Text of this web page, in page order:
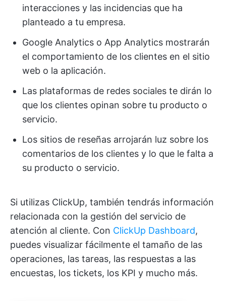
interacciones y las incidencias que ha
planteado a tu empresa.
Google Analytics o App Analytics mostrarán
el comportamiento de los clientes en el sitio
web o la aplicación.
Las plataformas de redes sociales te dirán lo
que los clientes opinan sobre tu producto o
servicio.
Los sitios de reseñas arrojarán luz sobre los
comentarios de los clientes y lo que le falta a
su producto o servicio.
Si utilizas ClickUp, también tendrás información
relacionada con la gestión del servicio de
atención al cliente. Con ClickUp Dashboard,
puedes visualizar fácilmente el tamaño de las
operaciones, las tareas, las respuestas a las
encuestas, los tickets, los KPI y mucho más.